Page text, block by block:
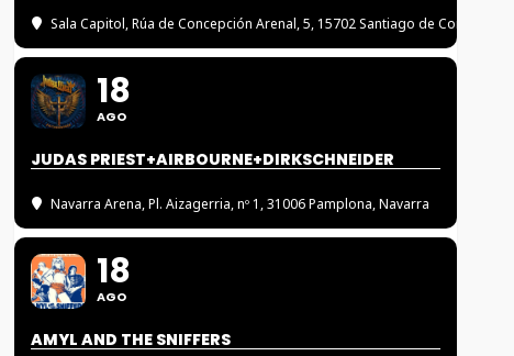
Sala Capitol, Rúa de Concepción Arenal, 5, 15702 Santiago de
18
AGO
JUDAS PRIEST+AIRBOURNE+DIRKSCHNEIDER
Navarra Arena, Pl. Aizagerria, nº 1, 31006 Pamplona, Navarra
18
AGO
AMYL AND THE SNIFFERS